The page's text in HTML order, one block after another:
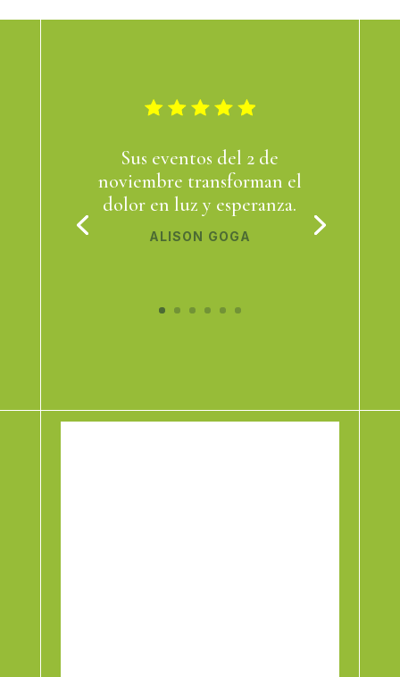
Sus eventos del 2 de
noviembre transforman el
dolor en luz y esperanza.
ALISON GOGA